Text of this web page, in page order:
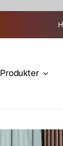
Produkter